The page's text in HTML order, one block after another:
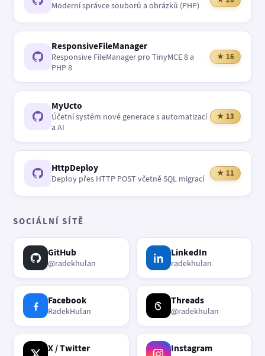
Moderní správce souborů a obrázků (PHP)
ResponsiveFileManager
Responsive FileManager pro TinyMCE 8 a
PHP 8
★ 16
MyUcto
Účetní systém nové generace s automatizací
a AI
★ 13
HttpDeploy
Deploy přes HTTP POST včetně SQL migrací
★ 11
SOCIÁLNÍ SÍTĚ
GitHub
@radekhulan
LinkedIn
radekhulan
Facebook
RadekHulan
Threads
@radekhulan
X / Twitter Instagram